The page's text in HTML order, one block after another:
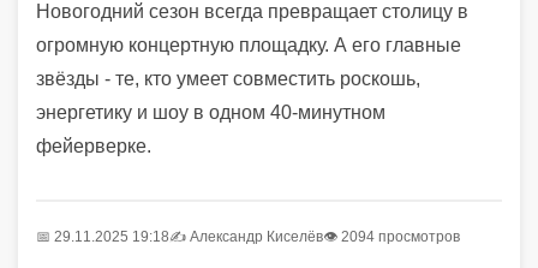
Новогодний сезон всегда превращает столицу в
огромную концертную площадку. А его главные
звёзды - те, кто умеет совместить роскошь,
энергетику и шоу в одном 40-минутном
фейерверке.
📅 29.11.2025 19:18✍️ Александр Киселёв👁 2094 просмотров